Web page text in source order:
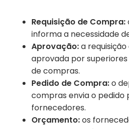
Requisição de Compra:
informa a necessidade
Aprovação:a
aprovada por
de compras.
Pedido de Compra:o
compras envia o pedido
fornecedores.
Orçamento:os